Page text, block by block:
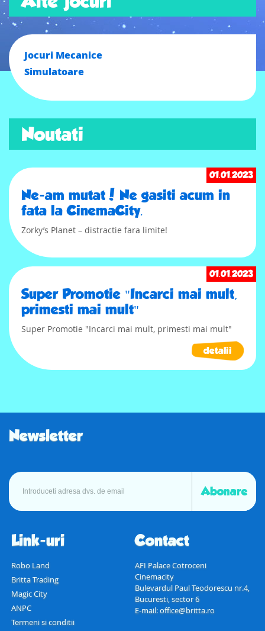
Jocuri Mecanice
Simulatoare
Noutati
01.01.2023
Ne-am mutat! Ne gasiti acum in
fata la CinemaCity.
Zorky’s Planet – distractie fara limite!
01.01.2023
Super Promotie "Incarci mai mult,
primesti mai mult"
Super Promotie "Incarci mai mult, primesti mai mult"
detalii
Newsletter
Abonare
Link-uri
Robo Land
Britta Trading
Magic City
ANPC
Termeni si conditii
Contact
AFI Palace Cotroceni
Cinemacity
Bulevardul Paul Teodorescu nr.4,
Bucuresti, sector 6
E-mail:office@britta.ro